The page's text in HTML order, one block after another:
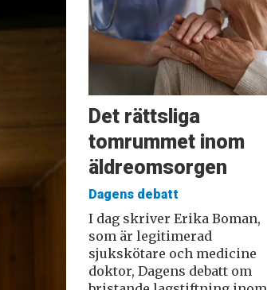
Det rättsliga
tomrummet inom
äldreomsorgen
Dagens debatt
I dag skriver Erika Boman,
som är legitimerad
sjukskötare och medicine
doktor, Dagens debatt om